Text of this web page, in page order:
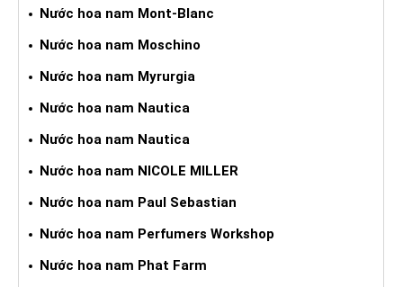
Nước hoa nam Mont-Blanc
Nước hoa nam Moschino
Nước hoa nam Myrurgia
Nước hoa nam Nautica
Nước hoa nam Nautica
Nước hoa nam NICOLE MILLER
Nước hoa nam Paul Sebastian
Nước hoa nam Perfumers Workshop
Nước hoa nam Phat Farm